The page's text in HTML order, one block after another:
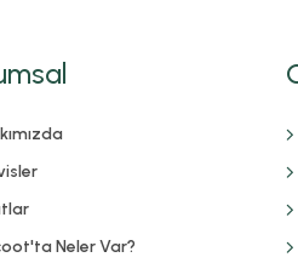
Neler Var?